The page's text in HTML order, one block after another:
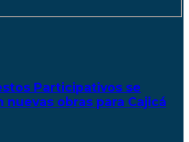
Participativos se
obras para Cajicá